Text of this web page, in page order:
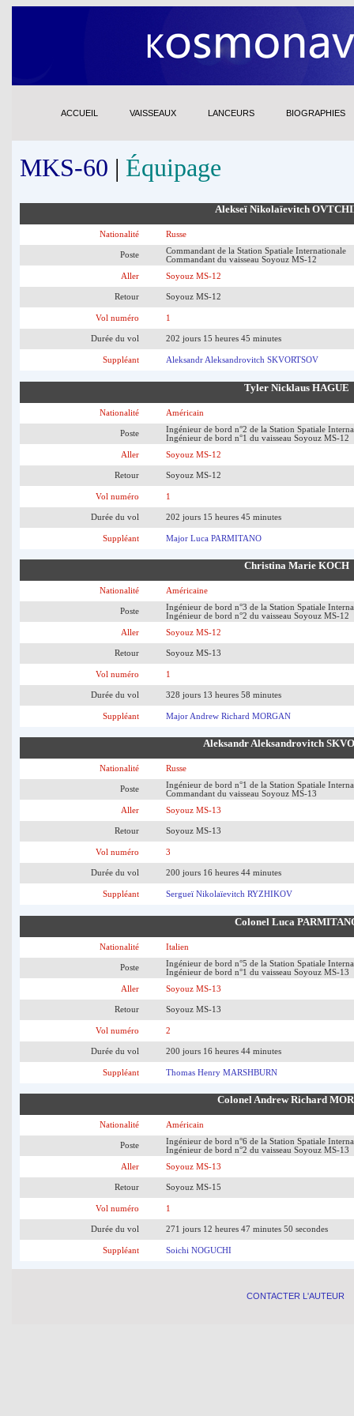
ACCUEIL VAISSEAUX LANCEURS BIOGRAPHIES
MKS-60 | Équipage
Alekseï Nikolaïevitch
Nationalité Russe
Poste
Commandant de la Station Spatiale Internationale
Commandant du vaisseau Soyouz MS-12
Aller
Soyouz MS-12
Retour Soyouz MS-12
Vol numéro 1
Durée du vol 202 jours 15 heures 45 minutes
Suppléant Aleksandr Aleksandrovitch SKVORTSOV
Tyler Nicklaus HAGUE
Nationalité Américain
Poste
Ingénieur de bord n°2 de la Station Spatiale
Ingénieur de bord n°1 du vaisseau Soyouz MS-12
Aller
Soyouz MS-12
Retour Soyouz MS-12
Vol numéro 1
Durée du vol 202 jours 15 heures 45 minutes
Suppléant Major Luca PARMITANO
Christina Marie KOCH
Nationalité Américaine
Poste
Ingénieur de bord n°3 de la Station Spatiale
Ingénieur de bord n°2 du vaisseau Soyouz MS-12
Aller
Soyouz MS-12
Retour Soyouz MS-13
Vol numéro 1
Durée du vol 328 jours 13 heures 58 minutes
Suppléant Major Andrew Richard MORGAN
Aleksandr Aleksandrovitch
Nationalité Russe
Poste
Ingénieur de bord n°1 de la Station Spatiale
Commandant du vaisseau Soyouz MS-13
Aller
Soyouz MS-13
Retour Soyouz MS-13
Vol numéro 3
Durée du vol 200 jours 16 heures 44 minutes
Suppléant Sergueï Nikolaïevitch RYZHIKOV
Colonel Luca
Nationalité Italien
Poste
Ingénieur de bord n°5 de la Station Spatiale
Ingénieur de bord n°1 du vaisseau Soyouz MS-13
Aller
Soyouz MS-13
Retour Soyouz MS-13
Vol numéro 2
Durée du vol 200 jours 16 heures 44 minutes
Suppléant Thomas Henry MARSHBURN
Colonel Andrew Richard
Nationalité Américain
Poste
Ingénieur de bord n°6 de la Station Spatiale
Ingénieur de bord n°2 du vaisseau Soyouz MS-13
Aller
Soyouz MS-13
Retour Soyouz MS-15
Vol numéro 1
Durée du vol 271 jours 12 heures 47 minutes 50 secondes
Suppléant Soichi NOGUCHI
CONTACTER L'AUTEUR